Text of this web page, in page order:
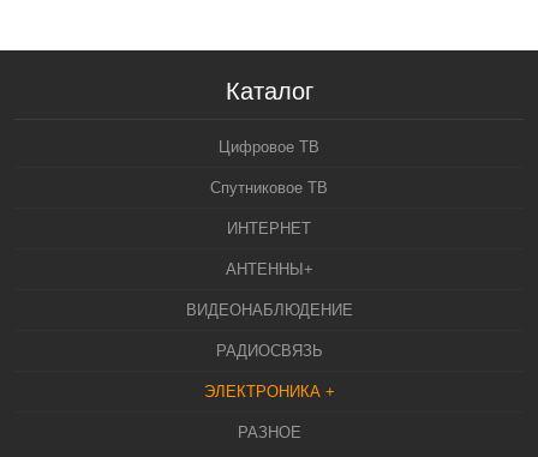
Каталог
Цифровое ТВ
Спутниковое ТВ
ИНТЕРНЕТ
АНТЕННЫ+
ВИДЕОНАБЛЮДЕНИЕ
РАДИОСВЯЗЬ
ЭЛЕКТРОНИКА +
РАЗНОЕ